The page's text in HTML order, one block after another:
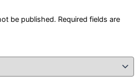
be published. Required fields are